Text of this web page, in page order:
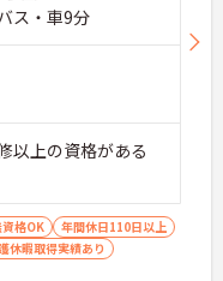
、無理
す。
を備えて
ハード面
レシピ完
います。
ッフにと
ションを
ス・車9分
以上の資格がある
格OK
年間休日110日以上
休暇取得実績あり